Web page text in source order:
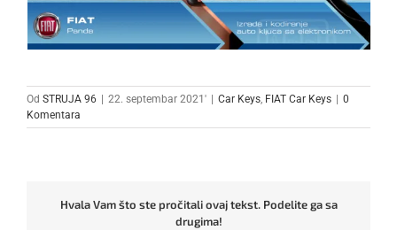
Od STRUJA 96 | 22. septembar 2021' | Car Keys FIAT Car Keys | 0
Komentara
Hvala Vam što ste pročitali ovaj tekst. Podelite ga sa
drugima!